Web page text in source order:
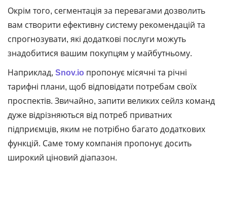
Окрім того, сегментація за перевагами дозволить
вам створити ефективну систему рекомендацій та
спрогнозувати, які додаткові послуги можуть
знадобитися вашим покупцям у майбутньому.
Наприклад, Snov.io пропонує місячні та річні
тарифні плани, щоб відповідати потребам своїх
проспектів. Звичайно, запити великих сейлз команд
дуже відрізняються від потреб приватних
підприємців, яким не потрібно багато додаткових
функцій. Саме тому компанія пропонує досить
широкий ціновий діапазон.